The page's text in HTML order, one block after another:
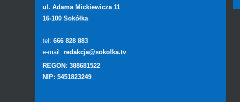
ul. Adama Mickiewicza 11
16-100 Sokółka
tel: 666 828 883
e-mail: redakcja@sokolka.tv
REGON: 388681522
NIP: 5451823249